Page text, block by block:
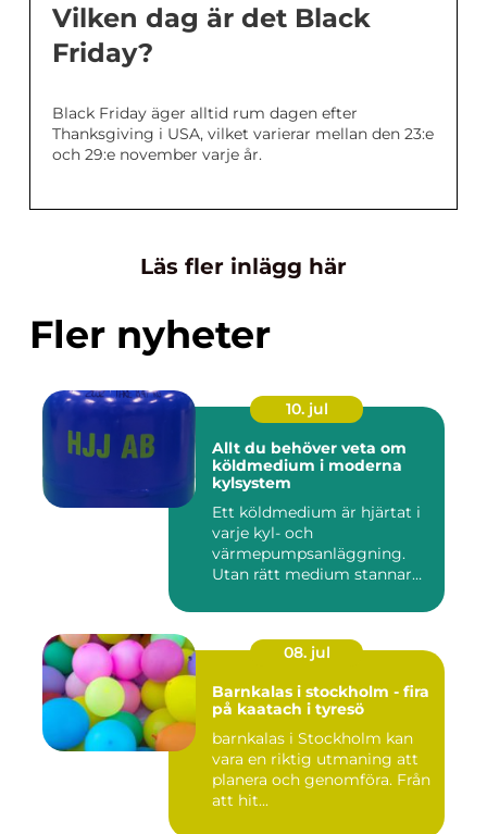
Vilken dag är det Black
Friday?
Black Friday äger alltid rum dagen efter
Thanksgiving i USA, vilket varierar mellan den 23:e
och 29:e november varje år.
Läs fler inlägg här
Fler nyheter
10. jul
Allt du behöver veta om
köldmedium i moderna
kylsystem
Ett köldmedium är hjärtat i
varje kyl- och
värmepumpsanläggning.
Utan rätt medium stannar
08. jul
Barnkalas i stockholm - fira
på kaatach i tyresö
barnkalas i Stockholm kan
vara en riktig utmaning att
planera och genomföra. Från
att hit...